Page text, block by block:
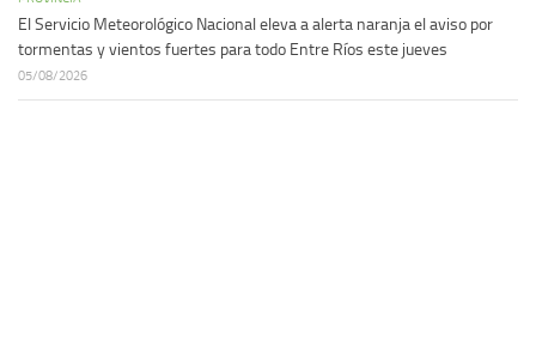
El Servicio Meteorológico Nacional eleva a alerta naranja el aviso por
tormentas y vientos fuertes para todo Entre Ríos este jueves
05/08/2026